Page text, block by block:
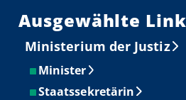
Ausgewählte
Ministerium der Justiz
Minister
Staatssekretärin